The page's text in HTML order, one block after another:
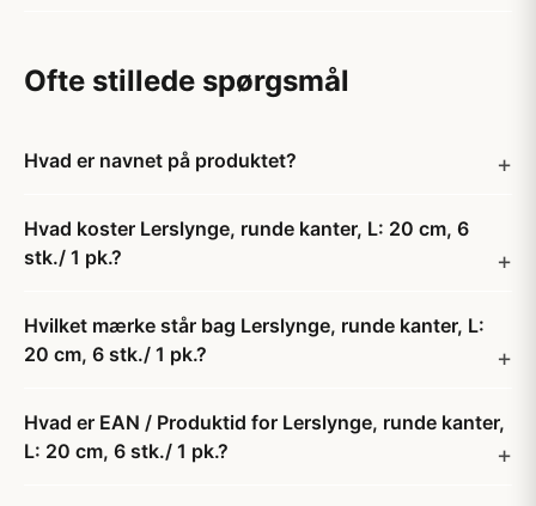
Ofte stillede spørgsmål
Hvad er navnet på produktet?
Hvad koster Lerslynge, runde kanter, L: 20 cm, 6
stk./ 1 pk.?
Hvilket mærke står bag Lerslynge, runde kanter, L:
20 cm, 6 stk./ 1 pk.?
Hvad er EAN / Produktid for Lerslynge, runde kanter,
L: 20 cm, 6 stk./ 1 pk.?